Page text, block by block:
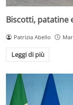
Biscotti, patatine
Patrizia Abello
Leggi di più